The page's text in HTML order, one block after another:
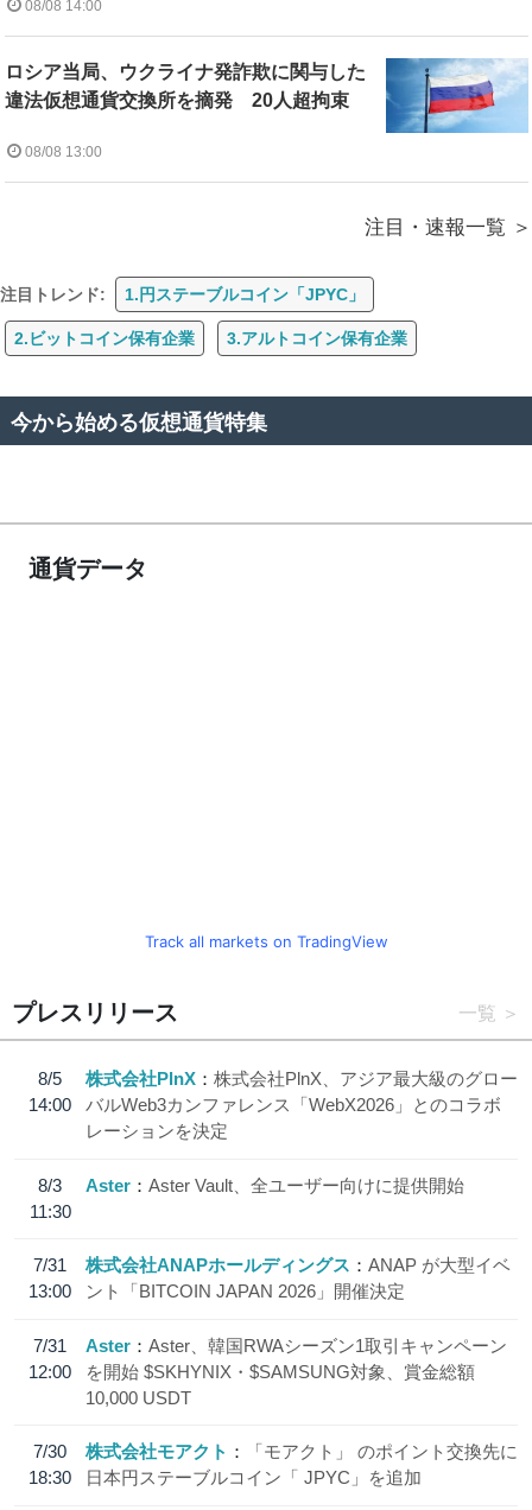
08/08 14:00
ロシア当局、ウクライナ発詐欺に関与した
違法仮想通貨交換所を摘発 20人超拘束
08/08 13:00
注目・速報一覧
注目トレンド: 1.円ステーブルコイン「JPYC」
2.ビットコイン保有企業 3.アルトコイン保有企業
今から始める仮想通貨特集
通貨データ
Track all markets on TradingView
プレスリリース 一覧
8/5
14:00
株式会社PlnX
株式会社PlnX、アジア最大級のグロー
バルWeb3カンファレンス「WebX2026」とのコラボ
レーションを決定
8/3
11:30
Aster Aster Vault、全ユーザー向けに提供開始
7/31
13:00
株式会社ANAPホールディングス
ANAP が大型イベ
ント「BITCOIN JAPAN 2026」開催決定
7/31
12:00
Aster
Aster、韓国RWAシーズン1取引キャンペーン
を開始 $SKHYNIX・$SAMSUNG対象、賞金総額
10,000 USDT
7/30
18:30
株式会社モアクト
「モアクト」 のポイント交換先に
日本円ステーブルコイン「 JPYC」を追加